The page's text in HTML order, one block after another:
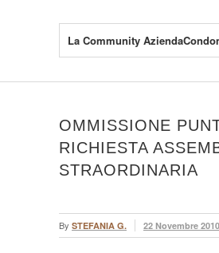
La Community
OMMISSIONE
RICHIESTA
STRAORDINARIA
By STEFANIA G. 22 Novembre 2010